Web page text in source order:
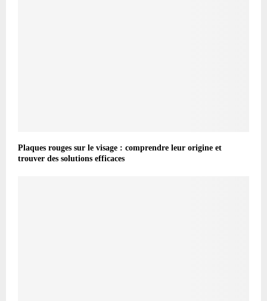
Plaques rouges sur le visage : comprendre leur origine et
trouver des solutions efficaces